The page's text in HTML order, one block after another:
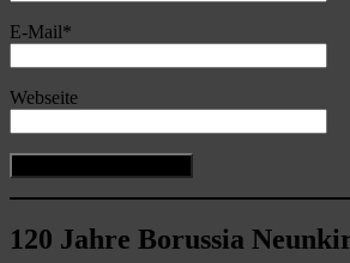
E-Mail*
Webseite
120 Jahre Borussia